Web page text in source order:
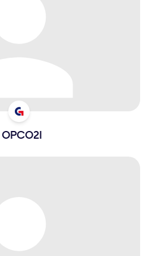
OPCO2I